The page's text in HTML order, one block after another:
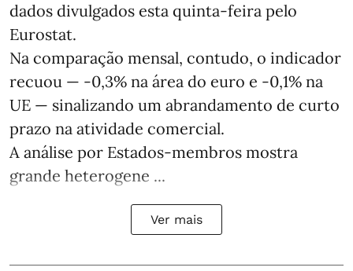
dados divulgados esta quinta-feira pelo
Eurostat.
Na comparação mensal, contudo, o indicador
recuou — -0,3% na área do euro e -0,1% na
UE — sinalizando um abrandamento de curto
prazo na atividade comercial.
A análise por Estados‑membros mostra
grande heterogene ...
Ver mais